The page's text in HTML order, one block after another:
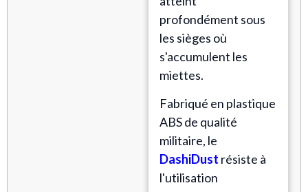
profondément sous
les sièges où
s'accumulent les
miettes.
Fabriqué en plastique
ABS de qualité
militaire, le
DashiDust résiste à
l'utilisation